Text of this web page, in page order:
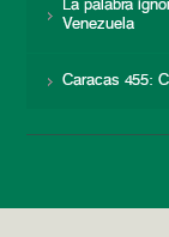
La palabra
Venezuela
Caracas 455: